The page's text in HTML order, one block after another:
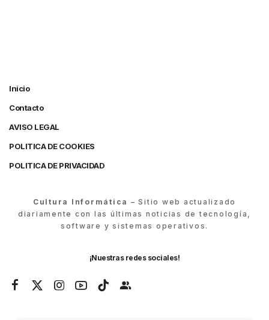
Inicio
Contacto
AVISO LEGAL
POLITICA DE COOKIES
POLITICA DE PRIVACIDAD
Cultura Informática – Sitio web actualizado
diariamente con las últimas noticias de tecnología,
software y sistemas operativos.
¡Nuestras redes sociales!